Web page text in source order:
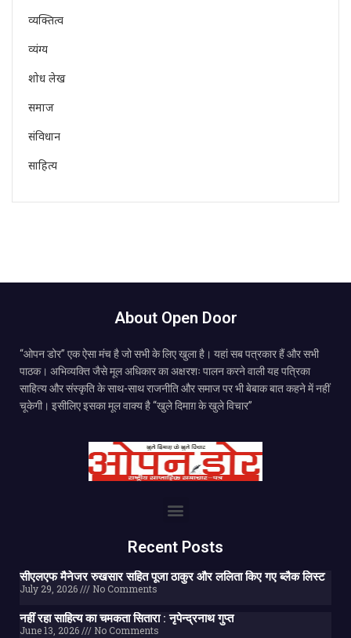
व्यक्तित्व
व्यंग्य
शोध लेख
समाज
संविधान
साहित्य
About Open Door
“ओपन डोर” एक ऐसा मंच है जो सभी के लिए खुला है। यहां सब पत्रकार हैं और सभी
पाठक। अभिव्यक्ति जैसे मूल अधिकार का अक्षरशः पालन करने वाली यह पत्रिका
साहित्य और संस्कृति के साथ-साथ राजनीति और समाज पर भी बेबाक बात कहने में नहीं
चूकेगी। इसीलिए इसका मूल वाक्य है “खुले दिमाग़ के खुले विचार”
Recent Posts
सीएलएफ मैनेजर रुखसार सहित पूजा ठाकुर और ललिता किए गए ब्लैक लिस्ट
July 29, 2026 No Comments
नहीं रहा साहित्य का चमकता सितारा : नृपेन्द्रनाथ गुप्त
June 13, 2026 No Comments